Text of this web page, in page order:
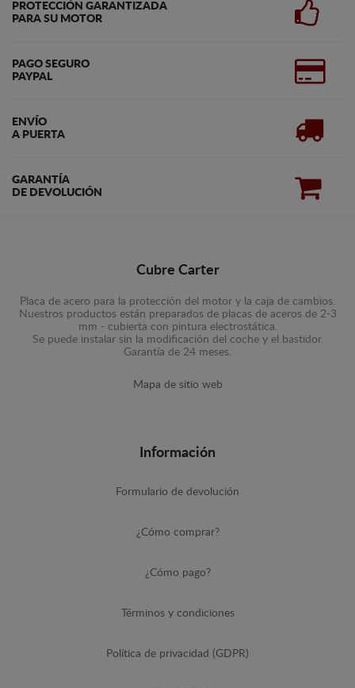
PROTECCIÓN GARANTIZADA
PARA SU MOTOR
PAGO SEGURO
PAYPAL
ENVÍO
A PUERTA
GARANTÍA
DE DEVOLUCIÓN
Cubre Carter
Placa de acero para la protección del motor y la caja de cambios.
Nuestros productos están preparados de placas de aceros de 2-3
mm - cubierta con pintura electrostática.
Se puede instalar sin la modificación del coche y el bastidor.
Garantía de 24 meses.
Mapa de sitio web
Información
Formulario de devolución
¿Cómo comprar?
¿Cómo pago?
Términos y condiciones
Política de privacidad (GDPR)